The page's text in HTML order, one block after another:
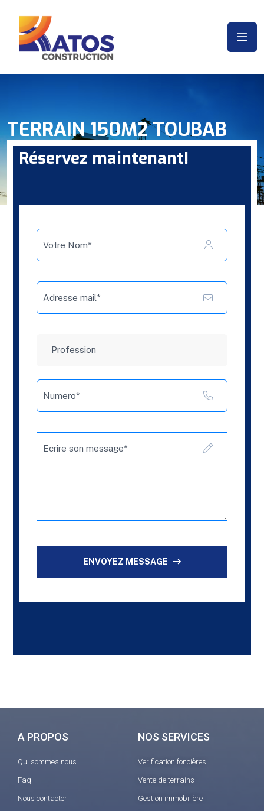
TERRAIN 150M2 TOUBAB
DIALAO
Réservez maintenant!
ENVOYEZ MESSAGE
A PROPOS
Qui sommes nous
Faq
Nous contacter
NOS SERVICES
Verification foncières
Vente de terrains
Gestion immobilière